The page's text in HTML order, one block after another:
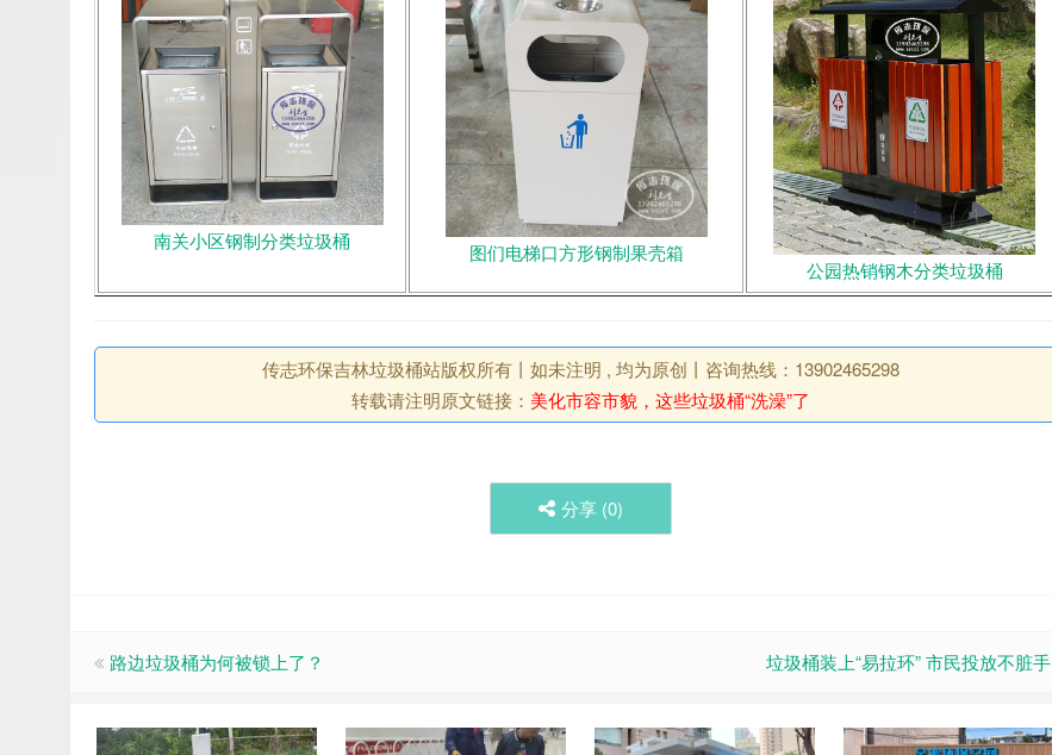
南关小区钢制分类垃圾桶 图们电梯口方形钢制果壳箱
公园热销钢木分类垃圾桶
传志环保吉林垃圾桶站版权所有丨如未注明 , 均为原创丨咨询热线：13902465298
转载请注明原文链接： 美化市容市貌，这些垃圾桶“洗澡”了
分享 (0)
路边垃圾桶为何被锁上了？ 垃圾桶装上“易拉环” 市民投放不脏手